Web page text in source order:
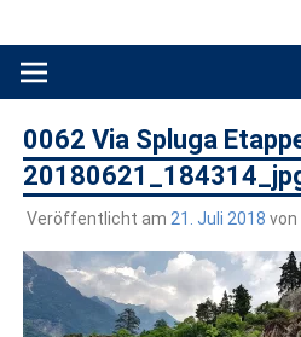
Produkttests und
0062 Via Spluga
Veröffentlicht am 21. Juli 2018 von